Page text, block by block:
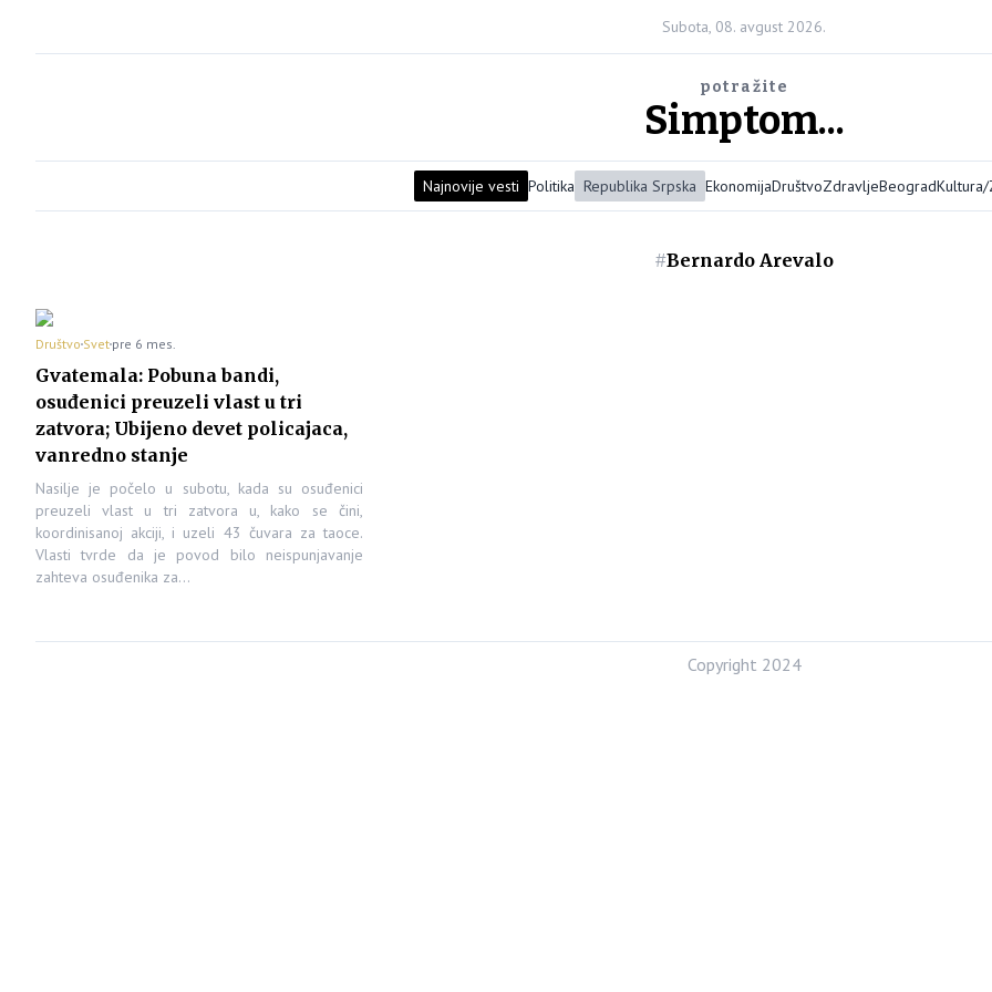
Subota, 08. avgust 2026.
potražite
Simptom...
Najnovije vesti Politika Republika Srpska EkonomijaDruštvoZdravljeBeogradKultura/
#Bernardo Arevalo
Društvo Svet pre 6 mes.
Gvatemala: Pobuna bandi,
osuđenici preuzeli vlast u tri
zatvora; Ubijeno devet policajaca,
vanredno stanje
Nasilje je počelo u subotu, kada su osuđenici
preuzeli vlast u tri zatvora u, kako se čini,
koordinisanoj akciji, i uzeli 43 čuvara za taoce.
Vlasti tvrde da je povod bilo neispunjavanje
zahteva osuđenika za…
Copyright 2024